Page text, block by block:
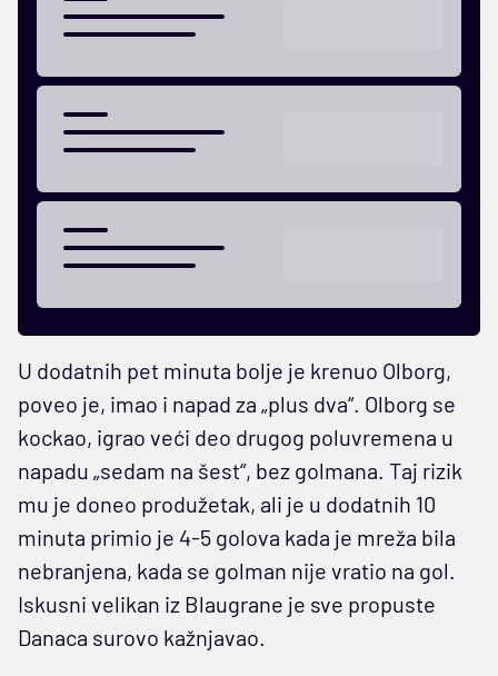
U dodatnih pet minuta bolje je krenuo Olborg,
poveo je, imao i napad za „plus dva“. Olborg se
kockao, igrao veći deo drugog poluvremena u
napadu „sedam na šest“, bez golmana. Taj rizik
mu je doneo produžetak, ali je u dodatnih 10
minuta primio je 4-5 golova kada je mreža bila
nebranjena, kada se golman nije vratio na gol.
Iskusni velikan iz Blaugrane je sve propuste
Danaca surovo kažnjavao.